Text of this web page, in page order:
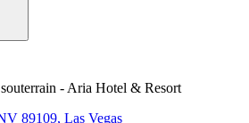
- Aria Hotel & Resort
89109, Las Vegas